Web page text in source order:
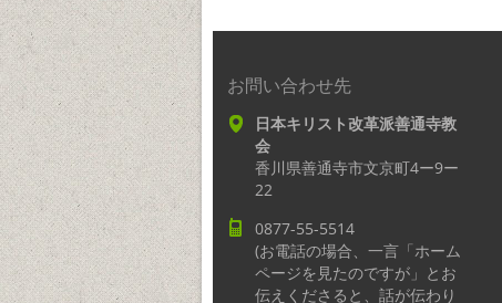
お問い合わせ先
日本キリスト改革派善通寺教
会
香川県善通寺市文京町4ー9ー
22
0877-55-5514
(お電話の場合、一言「ホーム
ページを見たのですが」とお
伝えくださると、話が伝わり